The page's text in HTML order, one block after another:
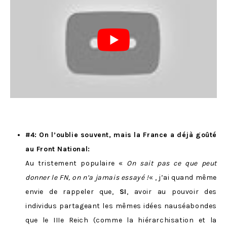
#4: On l’oublie souvent, mais la France a déjà goûté
au Front National:
Au tristement populaire « On sait pas ce que peut
donner le FN, on n’a jamais essayé !« , j’ai quand même
envie de rappeler que, SI, avoir au pouvoir des
individus partageant les mêmes idées nauséabondes
que le IIIe Reich (comme la hiérarchisation et la